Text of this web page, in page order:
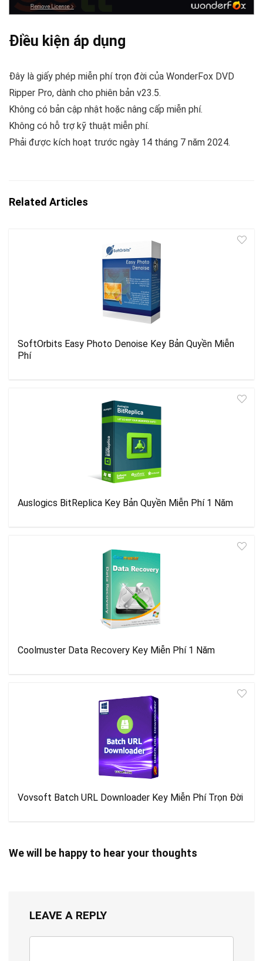
Điều kiện áp dụng
Đây là giấy phép miễn phí trọn đời của WonderFox DVD
Ripper Pro, dành cho phiên bản v23.5.
Không có bản cập nhật hoặc nâng cấp miễn phí.
Không có hỗ trợ kỹ thuật miễn phí.
Phải được kích hoạt trước ngày 14 tháng 7 năm 2024.
Related Articles
SoftOrbits Easy Photo Denoise Key Bản Quyền Miễn
Phí
Auslogics BitReplica Key Bản Quyền Miễn Phí 1 Năm
Coolmuster Data Recovery Key Miễn Phí 1 Năm
Vovsoft Batch URL Downloader Key Miễn Phí Trọn Đời
We will be happy to hear your thoughts
LEAVE A REPLY